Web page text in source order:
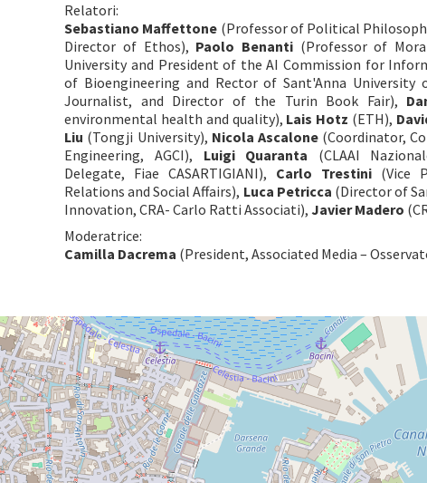
Relatori:
Sebastiano Maffettone (Professor of Political
Director of Ethos), Paolo Benanti(Professor of
University and President of the AI Commission for
of Bioengineering and Rector of Sant'Anna University
Journalist, and Director of the Turin Book Fair),
environmental health and quality), Lais Hotz (ETH),
Liu (Tongji University), Nicola Ascalone (Coordinator,
Engineering, AGCI), Luigi Quaranta (CLAAI
Delegate, Fiae CASARTIGIANI), Carlo Trestini (Vice
Relations and Social Affairs), Luca Petricca (Director of
Innovation, CRA- Carlo Ratti Associati),Javier Madero
Moderatrice:
Camilla Dacrema (President, Associated Media –